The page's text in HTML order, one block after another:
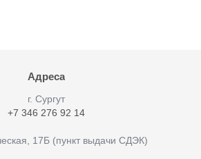
Адреса
г. Cургут
+7 346 276 92 14
17Б (пункт выдачи СДЭК)